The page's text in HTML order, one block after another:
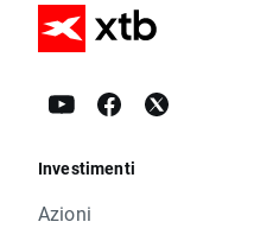
Investimenti
Azioni